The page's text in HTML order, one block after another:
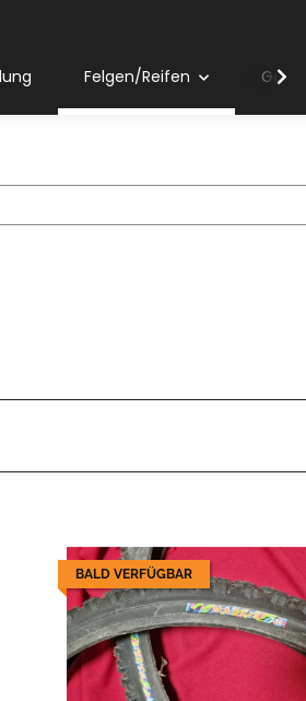
Felgen/Reifen Gabeln
BALD VERFÜGBAR